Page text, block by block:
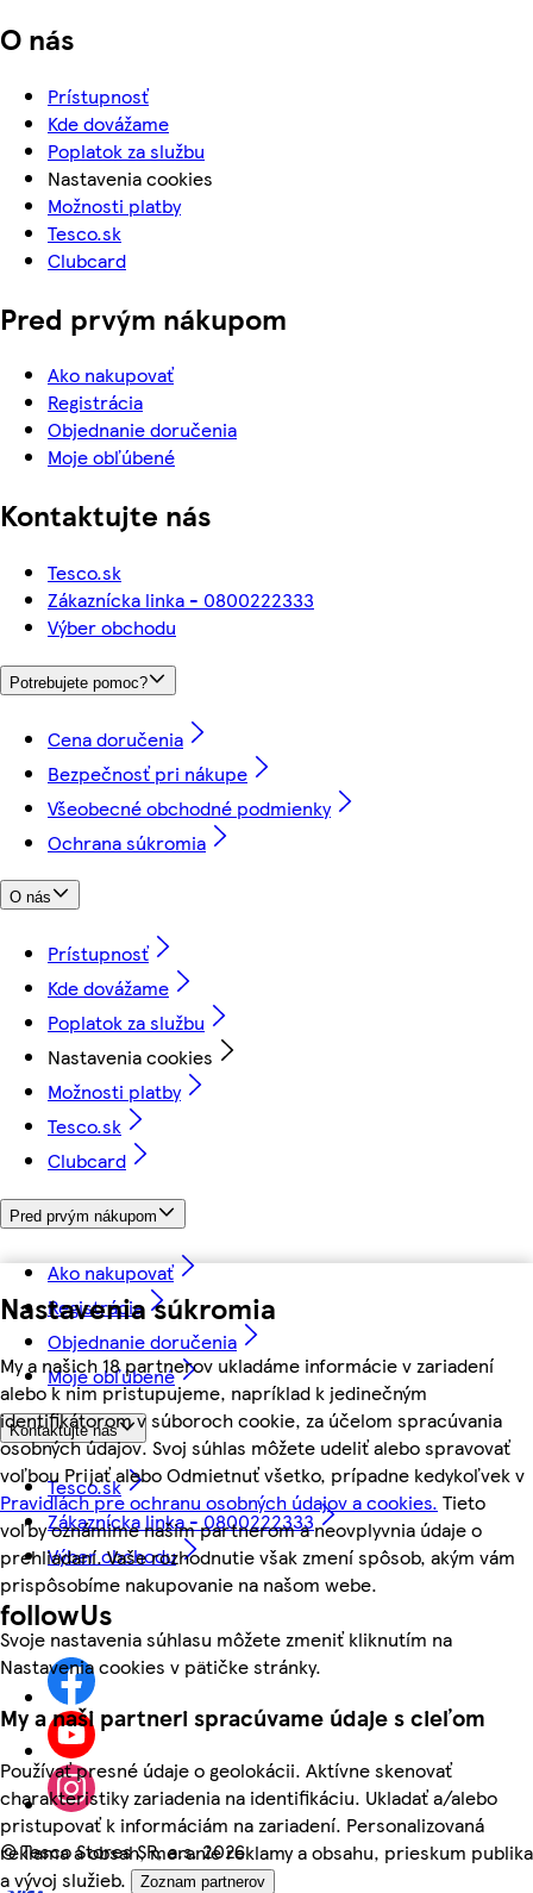
Nastavenia súkromia
My a našich 18 partnerov ukladáme informácie v zariadení
alebo k nim pristupujeme, napríklad k jedinečným
identifikátorom v súboroch cookie, za účelom spracúvania
osobných údajov. Svoj súhlas môžete udeliť alebo spravovať
voľbou Prijať alebo Odmietnuť všetko, prípadne kedykoľvek v
Pravidlách pre ochranu osobných údajov a cookies. Tieto
voľby oznámime našim partnerom a neovplyvnia údaje o
prehliadaní. Vaše rozhodnutie však zmení spôsob, akým vám
prispôsobíme nakupovanie na našom webe.
Svoje nastavenia súhlasu môžete zmeniť kliknutím na
Nastavenia cookies v pätičke stránky.
My a naši partneri spracúvame údaje s cieľom
Používať presné údaje o geolokácii. Aktívne skenovať
charakteristiky zariadenia na identifikáciu. Ukladať a/alebo
pristupovať k informáciám na zariadení. Personalizovaná
reklama a obsah, meranie reklamy a obsahu, prieskum publika
a vývoj služieb.
Zoznam partnerov
O nás
Prístupnosť
Kde dovážame
Poplatok za službu
Nastavenia cookies
Možnosti platby
Tesco.sk
Clubcard
Pred prvým nákupom
Ako nakupovať
Registrácia
Objednanie doručenia
Moje obľúbené
Kontaktujte nás
Tesco.sk
Zákaznícka linka - 0800222333
Výber obchodu
Potrebujete pomoc?
Cena doručenia
Bezpečnosť pri nákupe
Všeobecné obchodné podmienky
Ochrana súkromia
O nás
Prístupnosť
Kde dovážame
Poplatok za službu
Nastavenia cookies
Možnosti platby
Tesco.sk
Clubcard
Pred prvým nákupom
Ako nakupovať
Registrácia
Objednanie doručenia
Moje obľúbené
Kontaktujte nás
Tesco.sk
Zákaznícka linka - 0800222333
Výber obchodu
followUs
©Tesco Stores SR, a.s. 2026